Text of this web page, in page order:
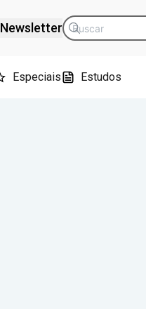
Newsletter
Especiais Estudos